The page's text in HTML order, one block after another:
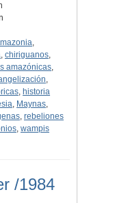
,
,chiriguanos,
amazónicas,
,
, historia
, Maynas,
, rebeliones
, wampis
/1984